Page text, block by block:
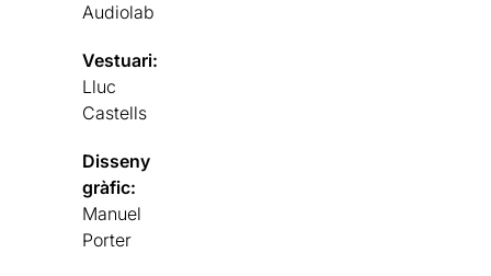
Audiolab
Vestuari:
Lluc
Castells
Disseny
gràfic:
Manuel
Porter